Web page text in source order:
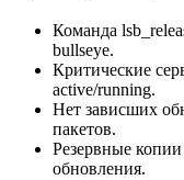
Команда
bullseye.
Критические
active/running.
Нет зависших
пакетов.
Резервные
обновления.